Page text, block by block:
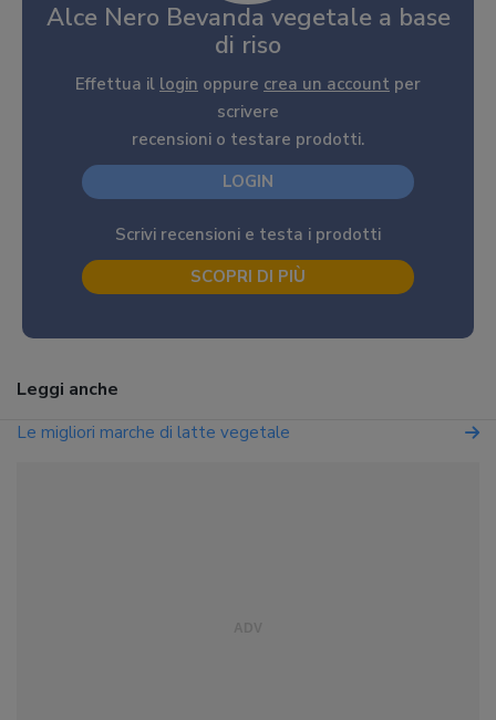
Alce Nero Bevanda vegetale a base
di riso
Effettua il login oppure crea un account per
scrivere
recensioni o testare prodotti.
LOGIN
Scrivi recensioni e testa i prodotti
SCOPRI DI PIÙ
Leggi anche
Le migliori marche di latte vegetale